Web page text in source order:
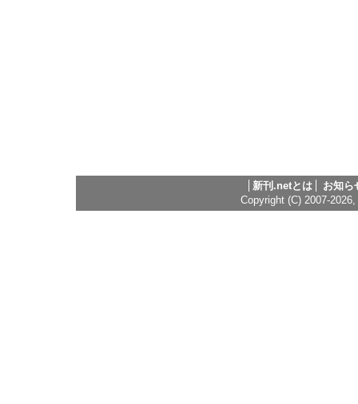
新刊.netとは
お知ら
Copyright (C) 2007-2026,